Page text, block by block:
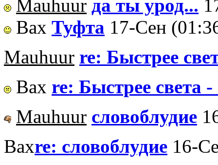
Mauhuur да ты урод...
Вах Туфта 17-Сен
Mauhuur re: Быстрее
Вах re: Быстрее света
Mauhuur словоблудие
Вахre: словоблудие 16-